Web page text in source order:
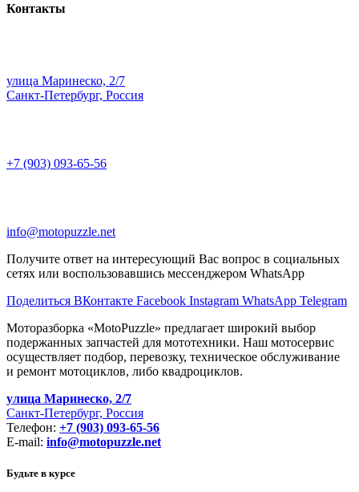
Контакты
улица Маринеско, 2/7
Санкт-Петербург, Россия
+7 (903) 093-65-56
info@motopuzzle.net
Получите ответ на интересующий Вас вопрос в социальных
сетях или воспользовавшись мессенджером WhatsApp
Поделиться ВКонтакте Facebook Instagram WhatsApp Telegram
Моторазборка «MotoPuzzle» предлагает широкий выбор
подержанных запчастей для мототехники. Наш мотосервис
осуществляет подбор, перевозку, техническое обслуживание
и ремонт мотоциклов, либо квадроциклов.
улица Маринеско, 2/7
Санкт-Петербург, Россия
Телефон: +7 (903) 093-65-56
E-mail: info@motopuzzle.net
Будьте в курсе